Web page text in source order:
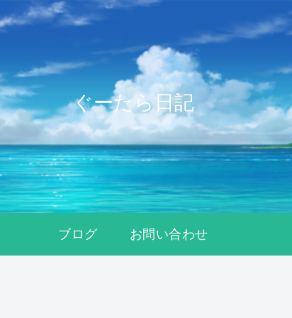
ぐーたら日記
ブログ お問い合わせ